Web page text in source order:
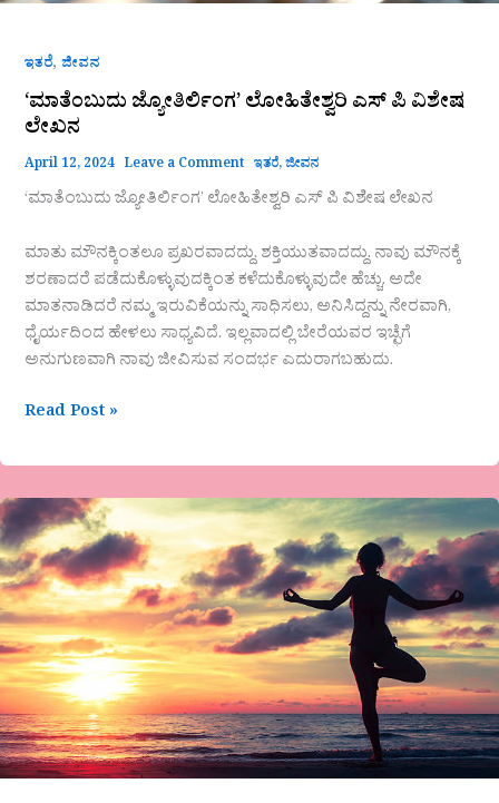
ಇತರೆ, ಜೀವನ
‘ಮಾತೆಂಬುದು ಜ್ಯೋತಿರ್ಲಿಂಗ’ ಲೋಹಿತೇಶ್ವರಿ ಎಸ್ ಪಿ ವಿಶೇಷ
ಲೇಖನ
April 12, 2024 Leave a Comment ಇತರೆ,ಜೀವನ
‘ಮಾತೆಂಬುದು ಜ್ಯೋತಿರ್ಲಿಂಗ’ ಲೋಹಿತೇಶ್ವರಿ ಎಸ್ ಪಿ ವಿಶೇಷ ಲೇಖನ
ಮಾತು ಮೌನಕ್ಕಿಂತಲೂ ಪ್ರಖರವಾದದ್ದು. ಶಕ್ತಿಯುತವಾದದ್ದು. ನಾವು ಮೌನಕ್ಕೆ
ಶರಣಾದರೆ ಪಡೆದುಕೊಳ್ಳುವುದಕ್ಕಿಂತ ಕಳೆದುಕೊಳ್ಳುವುದೇ ಹೆಚ್ಚು. ಅದೇ
ಮಾತನಾಡಿದರೆ ನಮ್ಮ ಇರುವಿಕೆಯನ್ನು ಸಾಧಿಸಲು, ಅನಿಸಿದ್ದನ್ನು ನೇರವಾಗಿ,
ಧೈರ್ಯದಿಂದ ಹೇಳಲು ಸಾಧ್ಯವಿದೆ. ಇಲ್ಲವಾದಲ್ಲಿ ಬೇರೆಯವರ ಇಚ್ಛೆಗೆ
ಅನುಗುಣವಾಗಿ ನಾವು ಜೀವಿಸುವ ಸಂದರ್ಭ ಎದುರಾಗಬಹುದು.
Read Post »
‘ಸಂಯಮದ
ಪಾಠ’ವಿಶೇಷ
ಲೇಖನ-
ವೀಣಾ
ಹೇಮಂತ್
ಗೌಡ
ಪಾಟೀಲ್